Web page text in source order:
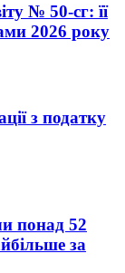
№ 50-сг: її
2026 року
з податку
понад 52
за